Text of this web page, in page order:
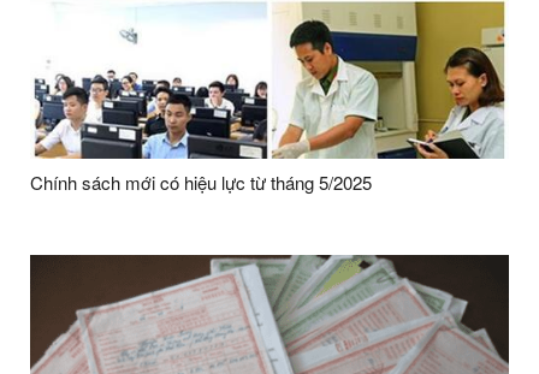
Chính sách mới có hiệu lực từ tháng 5/2025